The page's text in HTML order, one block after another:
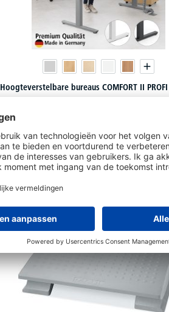
Hoogteverstelbare bureaus COMFORT II
vanaf€ 53, 91